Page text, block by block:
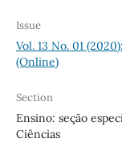
Issue
Vol. 13 No. 01
(Online)
Section
Ensino: seção
Ciências